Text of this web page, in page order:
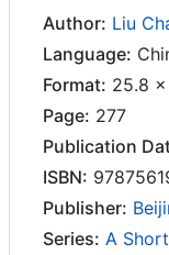
Author: Liu
Language:
Format: 25.8 x
Page: 277
Publication
ISBN:
Publisher:
Series: A